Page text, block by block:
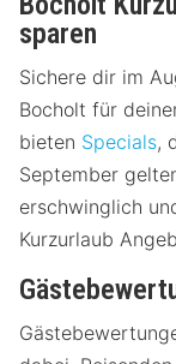
sparen
Sichere dir im
Bocholt für
bieten Specials,
September
erschwinglich
Kurzurlaub